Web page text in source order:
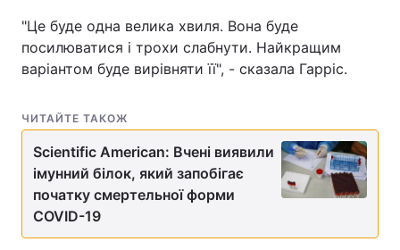
"Це буде одна велика хвиля. Вона буде
посилюватися і трохи слабнути. Найкращим
варіантом буде вирівняти її", - сказала Гарріс.
ЧИТАЙТЕ ТАКОЖ
Scientific American: Вчені виявили
імунний білок, який запобігає
початку смертельної форми
COVID-19